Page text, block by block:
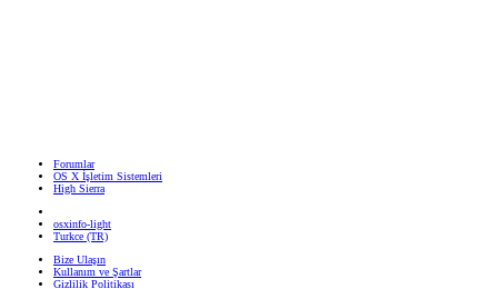
Forumlar
OS X İşletim Sistemleri
High Sierra
osxinfo-light
Turkce (TR)
Bize Ulaşın
Kullanım ve Şartlar
Gizlilik Politikası